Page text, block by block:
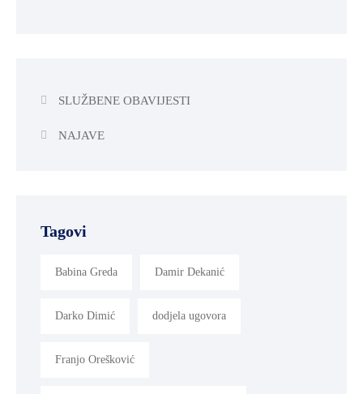
SLUŽBENE OBAVIJESTI
NAJAVE
Tagovi
Babina Greda Damir Dekanić
Darko Dimić dodjela ugovora
Franjo Orešković